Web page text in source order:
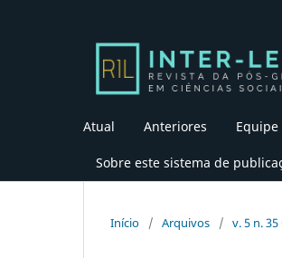
Atual Anteriores
Sobre este sistema de
Início / Arquivos / v. 5 n.